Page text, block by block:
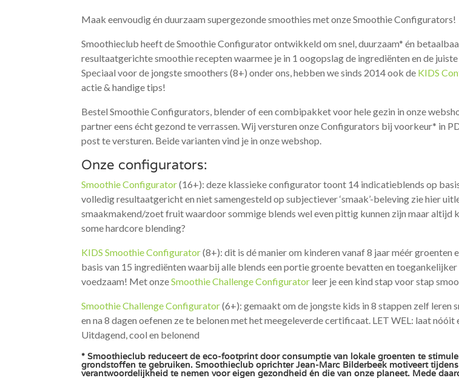
Maak eenvoudig én duurzaam supergezonde smoothies met onze Smoothie Configurators!
Smoothieclub heeft de Smoothie Configurator ontwikkeld om snel, duurzaam* én
resultaatgerichte smoothie recepten waarmee je in 1 oogopslag de ingrediënten en de
Speciaal voor de jongste smoothers (8+) onder ons, hebben we sinds 2014 ook de KIDS
actie & handige tips!
Bestel Smoothie Configurators, blender of een combipakket voor hele gezin in onze
partner eens écht gezond te verrassen. Wij versturen onze Configurators bij voorkeur* in
post te versturen. Beide varianten vind je in onze webshop.
Onze configurators:
Smoothie Configurator(16+): deze klassieke configurator toont 14 indicatieblends op
volledig resultaatgericht en niet samengesteld op subjectiever ‘smaak’-beleving zie hier
smaakmakend/zoet fruit waardoor sommige blends wel even pittig kunnen zijn maar altijd
some hardcore blending?
KIDS Smoothie Configurator(8+): dit is dé manier om kinderen vanaf 8 jaar méér groenten
basis van 15 ingrediënten waarbij alle blends een portie groente bevatten en
voedzaam! Met onzeSmoothie Challenge Configurator leer je een kind stap voor stap
Smoothie Challenge Configurator(6+): gemaakt om de jongste kids in 8 stappen zelf leren
en na 8 dagen oefenen ze te belonen met het meegeleverde certificaat. LET WEL: laat
Uitdagend, cool en belonend
* Smoothieclub reduceert de eco-footprint door consumptie van lokale groenten te
grondstoffen te gebruiken. Smoothieclub oprichter Jean-Marc Bilderbeek motiveert
verantwoordelijkheid te nemen voor eigen gezondheid én die van onze planeet. Mede